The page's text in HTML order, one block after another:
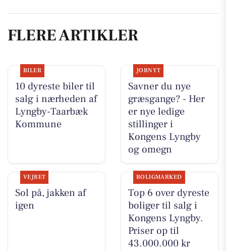
FLERE ARTIKLER
BILER
10 dyreste biler til
salg i nærheden af
Lyngby-Taarbæk
Kommune
JOBNYT
Savner du nye
græsgange? - Her
er nye ledige
stillinger i
Kongens Lyngby
og omegn
VEJRET
Sol på, jakken af
igen
BOLIGMARKED
Top 6 over dyreste
boliger til salg i
Kongens Lyngby.
Priser op til
43.000.000 kr